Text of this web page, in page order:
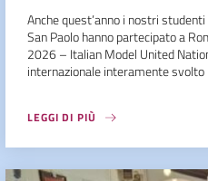
Anche quest’anno i nostri
San Paolo hanno partecipato a
2026 – Italian Model United
internazionale interamente
LEGGI DI PIÙ